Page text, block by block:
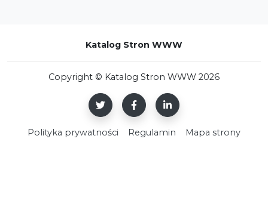
Katalog Stron WWW
Copyright © Katalog Stron WWW 2026
Polityka prywatności Regulamin Mapa strony